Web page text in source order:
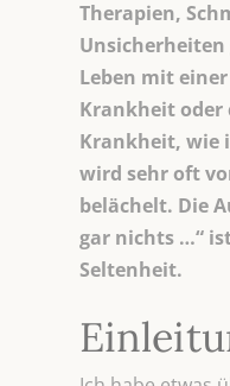
Therapien,
Leben mit
Krankheit oder
Krankheit, wie
wird sehr oft
belächelt. Die
gar nichts …“
Seltenheit.